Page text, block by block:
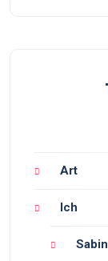
Art
Ich